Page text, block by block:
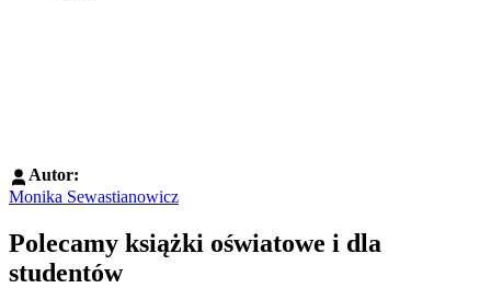
Autor:
Monika Sewastianowicz
Polecamy książki oświatowe i dla
studentów